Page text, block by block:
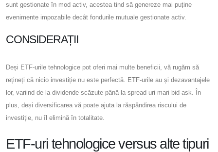
sunt gestionate în mod activ, acestea tind să genereze mai puține
evenimente impozabile decât fondurile mutuale gestionate activ.
CONSIDERAȚII
Deși ETF-urile tehnologice pot oferi mai multe beneficii, vă rugăm să
rețineți că nicio investiție nu este perfectă. ETF-urile au și dezavantajele
lor, variind de la dividende scăzute până la spread-uri mari bid-ask. În
plus, deși diversificarea vă poate ajuta la răspândirea riscului de
investiție, nu îl elimină în totalitate.
ETF-uri tehnologice versus alte tipuri